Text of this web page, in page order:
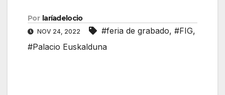
Por laríadelocio
NOV 24, 2022 #feria de grabado, #FIG,
#Palacio Euskalduna